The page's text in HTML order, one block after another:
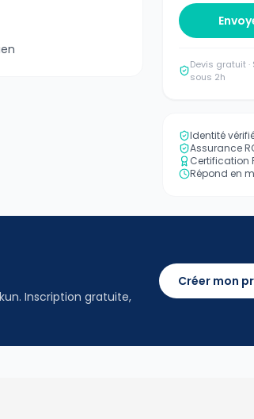
Devis gratuit
sous 2h
Identité
Assurance
Certification
Répond en
Inscription gratuite,
Créer mon